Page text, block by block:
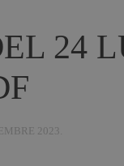
24
2023.